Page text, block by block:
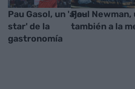
Pau Gasol, un 'ajo-
star' de la
gastronomía
Paul
también a la